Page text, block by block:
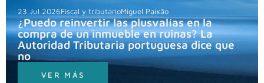
VER MÁS
¿Puedo reinvertir las plusvalías en la
compra de un inmueble en ruinas? La
Autoridad Tributaria portuguesa dice que
no
23 Jul 2026Fiscal y tributarioMiguel Paixão